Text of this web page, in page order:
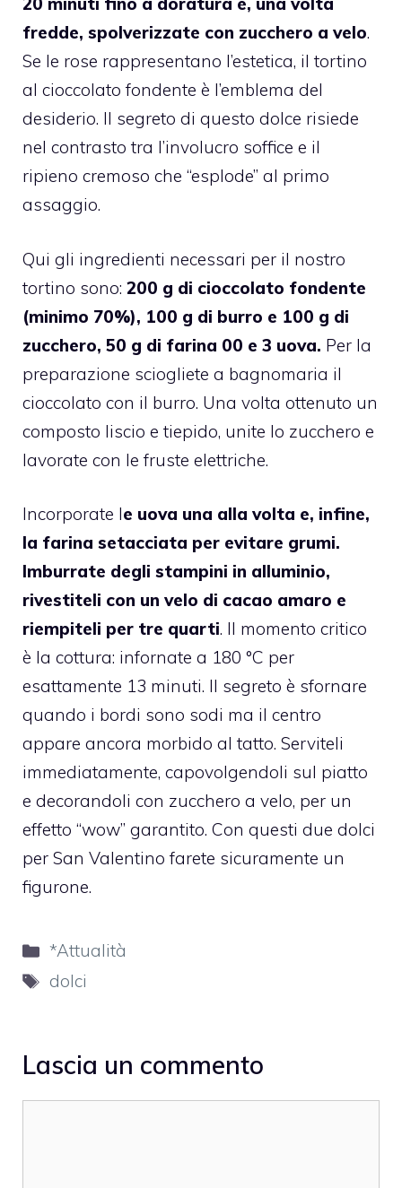
fredde, spolverizzate con zucchero a velo.
Se le rose rappresentano l’estetica, il tortino
al cioccolato fondente è l’emblema del
desiderio. Il segreto di questo dolce risiede
nel contrasto tra l’involucro soffice e il
ripieno cremoso che “esplode” al primo
assaggio.
Qui gli ingredienti necessari per il nostro
tortino sono: 200 g di cioccolato fondente
(minimo 70%), 100 g di burro e 100 g di
zucchero, 50 g di farina 00 e 3 uova. Per la
preparazione sciogliete a bagnomaria il
cioccolato con il burro. Una volta ottenuto un
composto liscio e tiepido, unite lo zucchero e
lavorate con le fruste elettriche.
Incorporate le uova una alla volta e, infine,
la farina setacciata per evitare grumi.
Imburrate degli stampini in alluminio,
rivestiteli con un velo di cacao amaro e
riempiteli per tre quarti. Il momento critico
è la cottura: infornate a 180 °C per
esattamente 13 minuti. Il segreto è sfornare
quando i bordi sono sodi ma il centro
appare ancora morbido al tatto. Serviteli
immediatamente, capovolgendoli sul piatto
e decorandoli con zucchero a velo, per un
effetto “wow” garantito. Con questi due dolci
per San Valentino farete sicuramente un
figurone.
Categorie
*Attualità
Tag
dolci
Lascia un commento